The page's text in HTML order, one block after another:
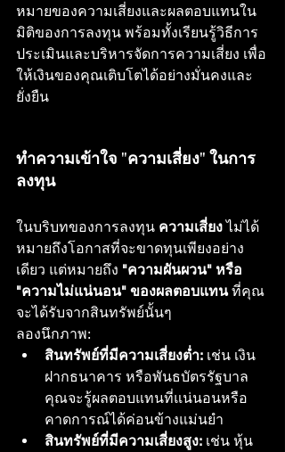
หมายของความเสี่ยงและผลตอบแทนใน
มิติของการลงทุน พร้อมทั้งเรียนรู้วิธีการ
ประเมินและบริหารจัดการความเสี่ยง เพื่อ
ให้เงินของคุณเติบโตได้อย่างมั่นคงและ
ยั่งยืน
ทำความเข้าใจ "ความเสี่ยง" ในการ
ลงทุน
ในบริบทของการลงทุน ความเสี่ยง ไม่ได้
หมายถึงโอกาสที่จะขาดทุนเพียงอย่าง
เดียว แต่หมายถึง "ความผันผวน" หรือ
"ความไม่แน่นอน" ของผลตอบแทน ที่คุณ
จะได้รับจากสินทรัพย์นั้นๆ
ลองนึกภาพ:
สินทรัพย์ที่มีความเสี่ยงต่ำ: เช่น เงิน
ฝากธนาคาร หรือพันธบัตรรัฐบาล
คุณจะรู้ผลตอบแทนที่แน่นอนหรือ
คาดการณ์ได้ค่อนข้างแม่นยำ
สินทรัพย์ที่มีความเสี่ยงสูง: เช่น หุ้น